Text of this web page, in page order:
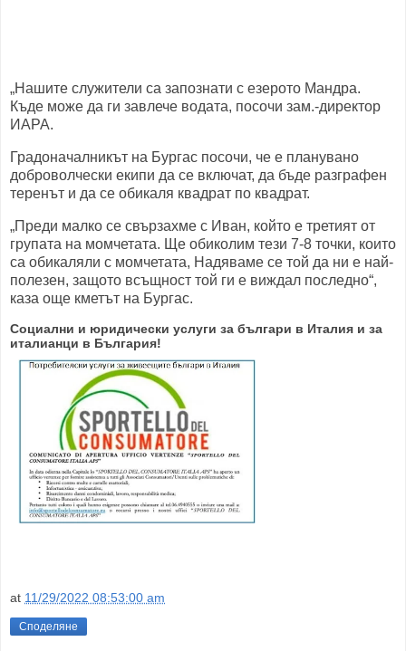
„Нашите служители са запознати с езерото Мандра.
Къде може да ги завлече водата, посочи зам.-директор
ИАРА.
Градоначалникът на Бургас посочи, че е планувано
доброволчески екипи да се включат, да бъде разграфен
теренът и да се обикаля квадрат по квадрат.
„Преди малко се свързахме с Иван, който е третият от
групата на момчетата. Ще обиколим тези 7-8 точки, които
са обикаляли с момчетата, Надяваме се той да ни е най-
полезен, защото всъщност той ги е виждал последно“,
каза още кметът на Бургас.
Социални и юридически услуги за българи в Италия и за
италианци в България!
at 11/29/2022 08:53:00 am
Споделяне